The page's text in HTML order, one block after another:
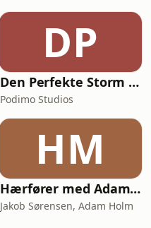
DP
Den Perfekte Storm - Den store samtale om AI
Podimo Studios
HM
Hærfører med Adam Holm
Jakob Sørensen, Adam Holm